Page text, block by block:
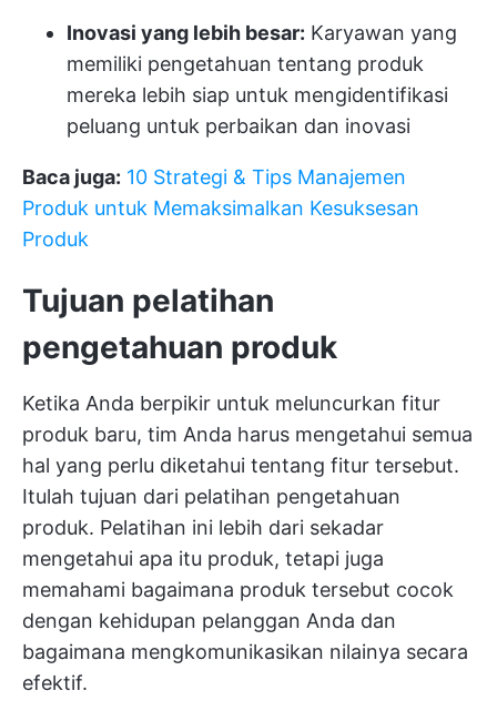
Inovasi yang lebih besar: Karyawan yang
memiliki pengetahuan tentang produk
mereka lebih siap untuk mengidentifikasi
peluang untuk perbaikan dan inovasi
Baca juga: 10 Strategi & Tips Manajemen
Produk untuk Memaksimalkan Kesuksesan
Produk
Tujuan pelatihan
pengetahuan produk
Ketika Anda berpikir untuk meluncurkan fitur
produk baru, tim Anda harus mengetahui semua
hal yang perlu diketahui tentang fitur tersebut.
Itulah tujuan dari pelatihan pengetahuan
produk. Pelatihan ini lebih dari sekadar
mengetahui apa itu produk, tetapi juga
memahami bagaimana produk tersebut cocok
dengan kehidupan pelanggan Anda dan
bagaimana mengkomunikasikan nilainya secara
efektif.